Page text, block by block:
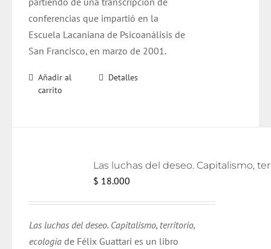
conferencias que impartió en la
Escuela Lacaniana de Psicoanálisis de
San Francisco, en marzo de 2001.
Añadir al
carrito
Detalles
Las
$ 18.000
Las luchas del deseo. Capitalismo, territorio,
ecología de Félix Guattari es un libro